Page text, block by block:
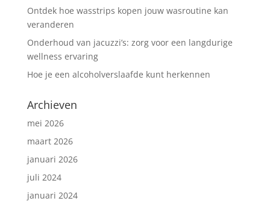
Ontdek hoe wasstrips kopen jouw wasroutine kan
veranderen
Onderhoud van jacuzzi’s: zorg voor een langdurige
wellness ervaring
Hoe je een alcoholverslaafde kunt herkennen
Archieven
mei 2026
maart 2026
januari 2026
juli 2024
januari 2024